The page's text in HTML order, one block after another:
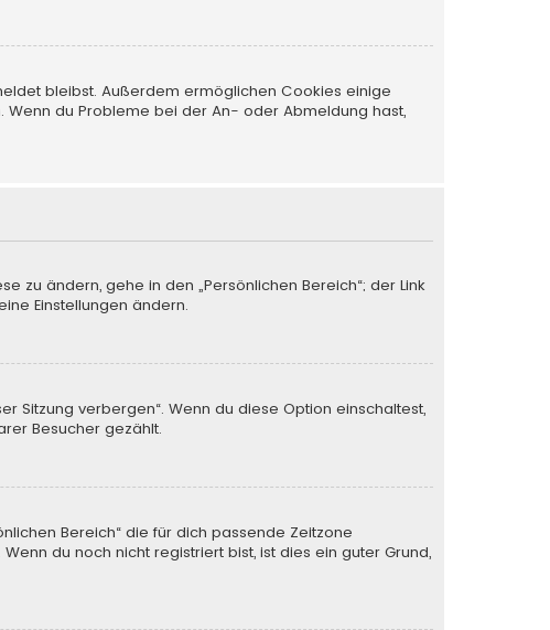
bleibst. Außerdem ermöglichen Cookies einige
Wenn du Probleme bei der An- oder Abmeldung hast,
zu ändern, gehe in den „Persönlichen Bereich“; der Link
Einstellungen ändern.
Sitzung verbergen“. Wenn du diese Option einschaltest,
Besucher gezählt.
Bereich“ die für dich passende Zeitzone
du noch nicht registriert bist, ist dies ein guter Grund,